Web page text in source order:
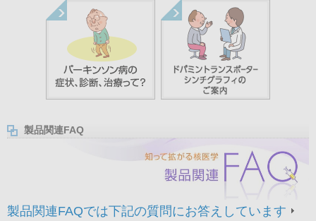
製品関連FAQ
製品関連FAQでは下記の質問にお答えしています